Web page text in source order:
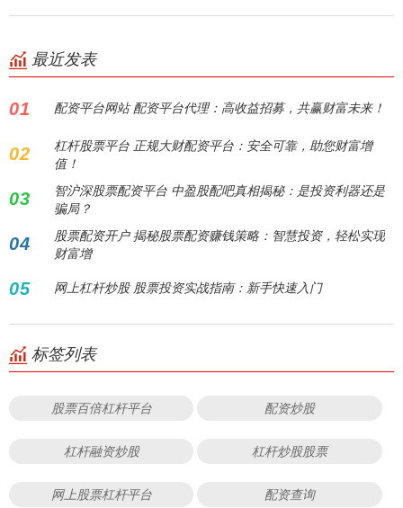
最近发表
01 配资平台网站 配资平台代理：高收益招募，共赢财富未来！
02
杠杆股票平台 正规大财配资平台：安全可靠，助您财富增
值！
03
智沪深股票配资平台 中盈股配吧真相揭秘：是投资利器还是
骗局？
04
股票配资开户 揭秘股票配资赚钱策略：智慧投资，轻松实现
财富增
05 网上杠杆炒股 股票投资实战指南：新手快速入门
标签列表
股票百倍杠杆平台 配资炒股
杠杆融资炒股 杠杆炒股股票
网上股票杠杆平台 配资查询